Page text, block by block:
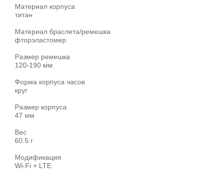
Материал корпуса
титан
Материал браслета/ремешка
фторэластомер
Размер ремешка
120-190 мм
Форма корпуса часов
круг
Размер корпуса
47 мм
Вес
60.5 г
Модификация
Wi-Fi + LTE